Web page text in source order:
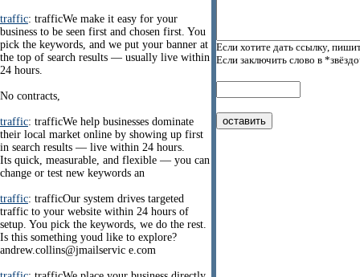
traffic: trafficWe make it easy for your
business to be seen first and chosen first. You
pick the keywords, and we put your banner at
the top of search results — usually live within
24 hours.
No contracts,
traffic: trafficWe help businesses dominate
their local market online by showing up first
in search results — live within 24 hours.
Its quick, measurable, and flexible — you can
change or test new keywords an
traffic: trafficOur system drives targeted
traffic to your website within 24 hours of
setup. You pick the keywords, we do the rest.
Is this something youd like to explore?
andrew.collins@jmailservic e.com
Если хотите дать ссылку,
Если заключить слово в